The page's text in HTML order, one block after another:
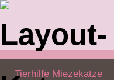
Tierhilfe Miezekatze